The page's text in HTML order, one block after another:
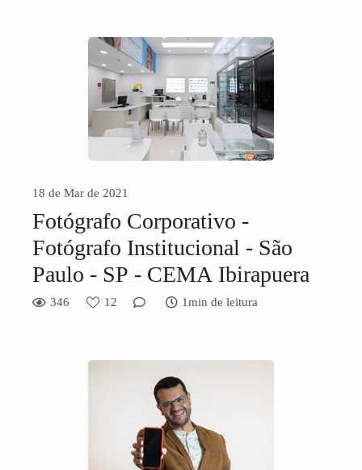
18 de Mar de 2021
Fotógrafo Corporativo -
Fotógrafo Institucional - São
Paulo - SP - CEMA Ibirapuera
346 12 1min de leitura